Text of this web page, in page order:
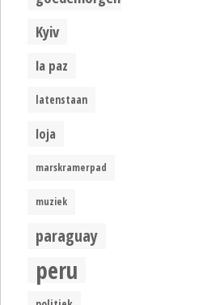
Kyiv
la paz
latenstaan
loja
marskramerpad
muziek
paraguay
peru